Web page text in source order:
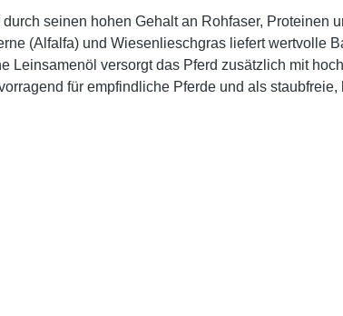
durch seinen hohen Gehalt an Rohfaser, Proteinen
(Alfalfa) und Wiesenlieschgras liefert wertvolle
Leinsamenöl versorgt das Pferd zusätzlich mit
für empfindliche Pferde und als